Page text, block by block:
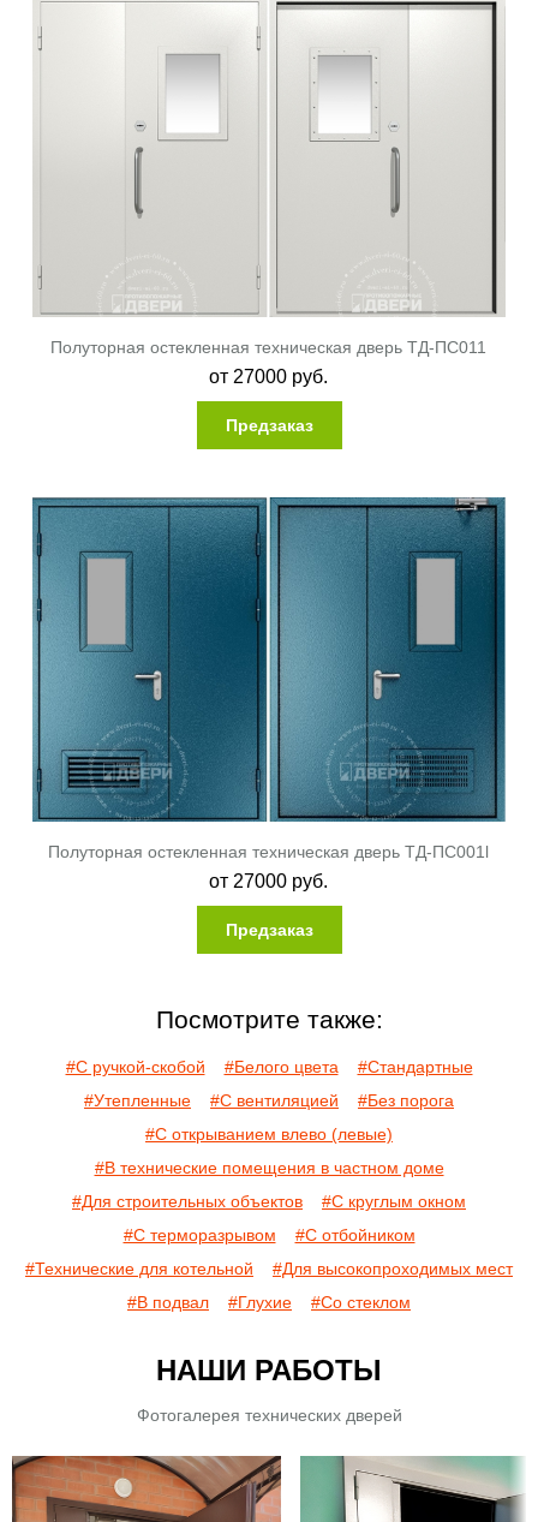
Полуторная остекленная техническая дверь ТД-ПС011
от 27000 руб.
Предзаказ
Полуторная остекленная техническая дверь ТД-ПС001l
от 27000 руб.
Предзаказ
Посмотрите также:
#С ручкой-скобой #Белого цвета
#Стандартные
#Утепленные
#С вентиляцией
#Без порога
#С открыванием влево (левые)
#В технические помещения в частном доме
#Для строительных объектов
#С круглым окном
#С терморазрывом
#С отбойником
#Технические для котельной
#Для высокопроходимых мест
#В подвал
#Глухие #Со стеклом
НАШИ РАБОТЫ
Фотогалерея технических дверей